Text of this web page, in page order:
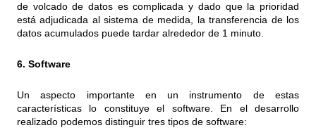
de volcado de datos es complicada y dado que la prioridad
está adjudicada al sistema de medida, la transferencia de los
datos acumulados puede tardar alrededor de 1 minuto.
6. Software
Un aspecto importante en un instrumento de estas
características lo constituye el software. En el desarrollo
realizado podemos distinguir tres tipos de software: